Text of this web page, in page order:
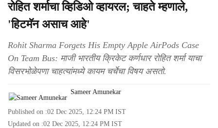
रोहित शर्माचा व्हिडिओ व्हायरल; चाहते म्हणाले,
'हिटमॅन असाच आहे'
Rohit Sharma Forgets His Empty Apple AirPods Case
On Team Bus: माजी भारतीय क्रिकेट कर्णधार रोहित शर्मा याचा
विसरभोळेपणा चाहत्यांमध्ये कायम चर्चेचा विषय असतो.
Sameer Amunekar
Published on :02 Dec 2025, 12:24 PM IST
Updated on :02 Dec 2025, 12:24 PM IST